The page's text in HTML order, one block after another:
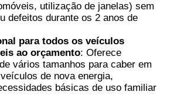
utilização de janelas) sem
defeitos durante os 2 anos de
para todos os veículos
ao orçamento: Oferece
vários tamanhos para caber em
de nova energia,
básicas de uso familiar